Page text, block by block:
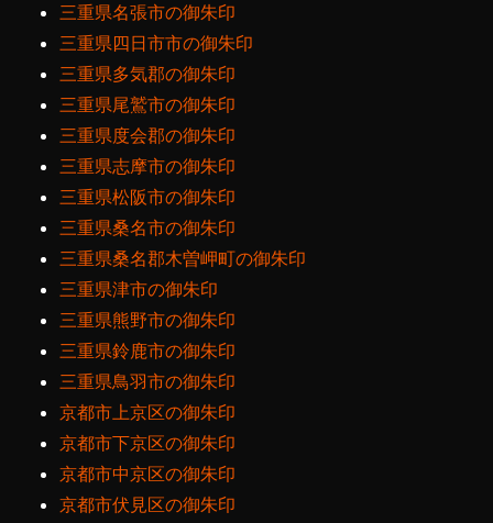
三重県名張市の御朱印
三重県四日市市の御朱印
三重県多気郡の御朱印
三重県尾鷲市の御朱印
三重県度会郡の御朱印
三重県志摩市の御朱印
三重県松阪市の御朱印
三重県桑名市の御朱印
三重県桑名郡木曽岬町の御朱印
三重県津市の御朱印
三重県熊野市の御朱印
三重県鈴鹿市の御朱印
三重県鳥羽市の御朱印
京都市上京区の御朱印
京都市下京区の御朱印
京都市中京区の御朱印
京都市伏見区の御朱印